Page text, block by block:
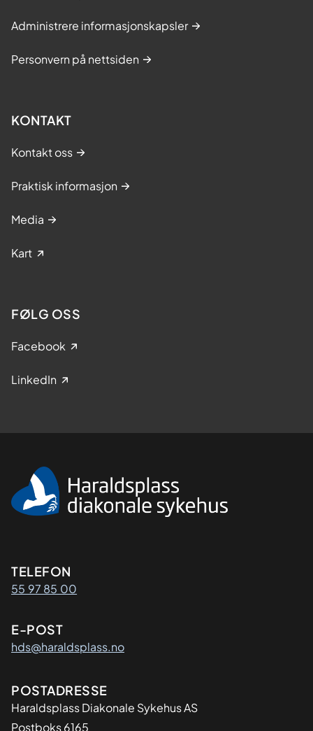
Administrere informasjonskapsler
Personvern på nettsiden
KONTAKT
Kontakt oss
Praktisk informasjon
Media
Kart
FØLG OSS
Facebook
LinkedIn
Kontaktinformasjon
TELEFON
55 97 85 00
E-POST
hds@haraldsplass.no
Adresse
POSTADRESSE
Haraldsplass Diakonale Sykehus AS
Postboks 6165